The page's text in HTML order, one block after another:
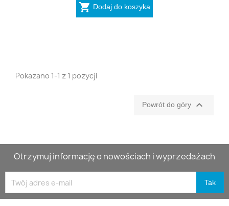
 Dodaj do koszyka
Pokazano 1-1 z 1 pozycji
Powrót do góry 
Otrzymuj informację o nowościach i wyprzedażach